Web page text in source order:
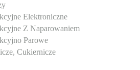
Elektroniczne
Z Naparowaniem
Parowe
Cukiernicze